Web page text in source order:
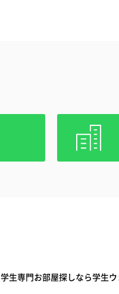
学生専門お部屋探しなら学生